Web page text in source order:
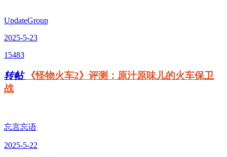
UpdateGroup
2025-5-23
15483
转帖
《怪物火车2》评测：原汁原味儿的火车保卫
战
忘言忘语
2025-5-22